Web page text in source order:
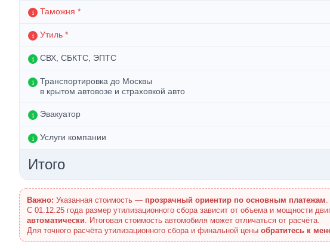
Таможня *
Утиль *
СВХ, СБКТС, ЭПТС
Транспортировка до Москвы
в крытом автовозе и страховкой авто
Эвакуатор
Услуги компании
Итого
Важно: Указанная стоимость — прозрачный ориентир по основным платежам.
С 01.12.25 года размер утилизационного сбора зависит от объема и мощности
автоматически. Итоговая стоимость автомобиля может отличаться от расчёта.
Для точного расчёта утилизационного сбора и финальной цены обратитесь к